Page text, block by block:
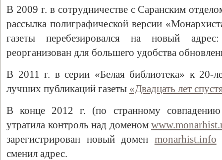
В 2009 г. в сотрудничестве с Саранским
рассылка полиграфической версии
газеты перебезировался на новый
реорганизован для большего удобства
В 2011 г. в серии «Белая библиотека» к 20-
лучших публикаций газеты «Двадцать лет
В конце 2012 г. (по странному
утратила контроль над доменом
зарегистрирован новый домен monarhist.info
сменил адрес.